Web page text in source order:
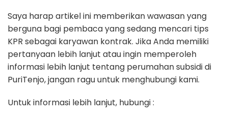
Saya harap artikel ini memberikan wawasan yang
berguna bagi pembaca yang sedang mencari tips
KPR sebagai karyawan kontrak. Jika Anda memiliki
pertanyaan lebih lanjut atau ingin memperoleh
informasi lebih lanjut tentang perumahan subsidi di
PuriTenjo, jangan ragu untuk menghubungi kami.
Untuk informasi lebih lanjut, hubungi :